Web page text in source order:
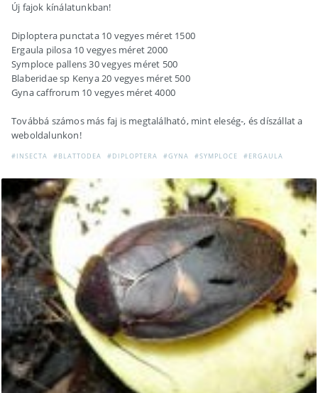
Új fajok kínálatunkban!
Diploptera punctata 10 vegyes méret 1500
Ergaula pilosa 10 vegyes méret 2000
Symploce pallens 30 vegyes méret 500
Blaberidae sp Kenya 20 vegyes méret 500
Gyna caffrorum 10 vegyes méret 4000
Továbbá számos más faj is megtalálható, mint eleség-, és díszállat a
weboldalunkon!
#INSECTA #BLATTODEA #DIPLOPTERA #GYNA #SYMPLOCE #ERGAULA